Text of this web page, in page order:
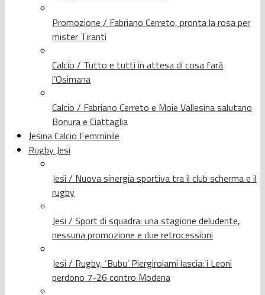
Promozione / Fabriano Cerreto, pronta la rosa per
mister Tiranti
Calcio / Tutto e tutti in attesa di cosa farà
l’Osimana
Calcio / Fabriano Cerreto e Moie Vallesina salutano
Bonura e Ciattaglia
Jesina Calcio Femminile
Rugby Jesi
Jesi / Nuova sinergia sportiva tra il club scherma e il
rugby
Jesi / Sport di squadra: una stagione deludente,
nessuna promozione e due retrocessioni
Jesi / Rugby, ‘Bubu’ Piergirolami lascia: i Leoni
perdono 7-26 contro Modena